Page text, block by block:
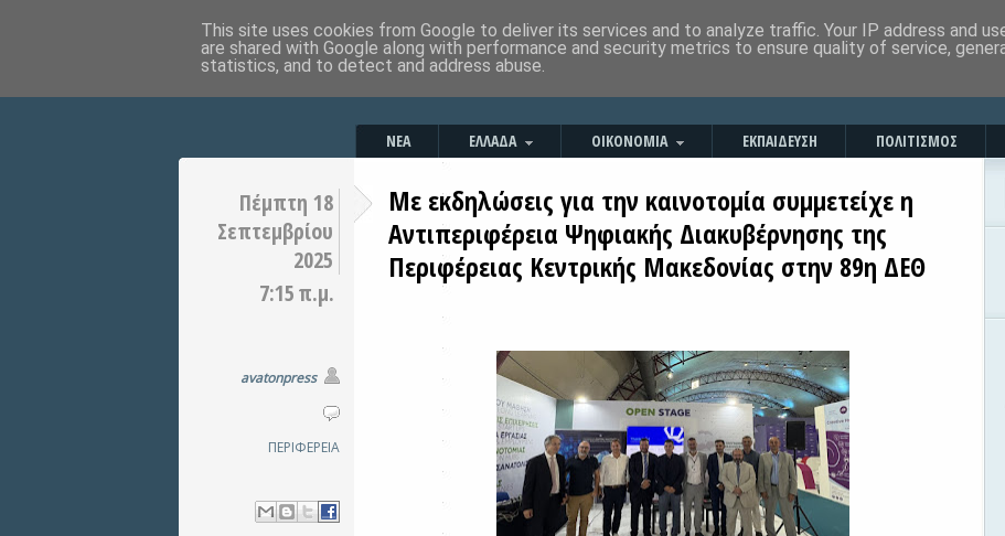
ΝΕΑ ΕΛΛΑΔΑ ΟΙΚΟΝΟΜΙΑ ΕΚΠΑΙΔΕΥΣΗ ΠΟΛΙΤΙΣΜΟΣ
Πέμπτη 18
Σεπτεμβρίου
2025
7:15 π.μ.
avatonpress
ΠΕΡΙΦΕΡΕΙΑ
Με εκδηλώσεις για την καινοτομία συμμετείχε η
Αντιπεριφέρεια Ψηφιακής Διακυβέρνησης της
Περιφέρειας Κεντρικής Μακεδονίας στην 89η ΔΕΘ
This site uses cookies from Google to deliver its services and to analyze traffic. Your IP address and
are shared with Google along with performance and security metrics to ensure quality of service,
statistics, and to detect and address abuse.